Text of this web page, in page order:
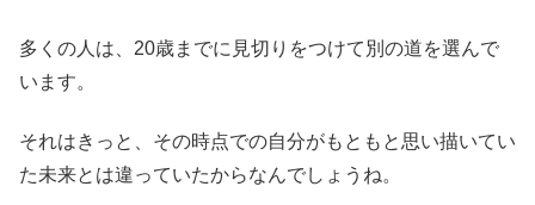
多くの人は、20歳までに見切りをつけて別の道を選んで
います。
それはきっと、その時点での自分がもともと思い描いてい
た未来とは違っていたからなんでしょうね。